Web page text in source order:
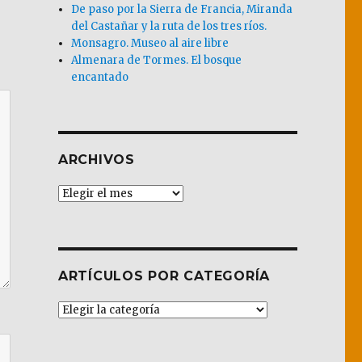
De paso por la Sierra de Francia, Miranda
del Castañar y la ruta de los tres ríos.
Monsagro. Museo al aire libre
Almenara de Tormes. El bosque
encantado
ARCHIVOS
Archivos
ARTÍCULOS POR CATEGORÍA
Artículos